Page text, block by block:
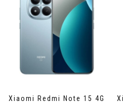
Xiaomi Redmi Note 15 4G